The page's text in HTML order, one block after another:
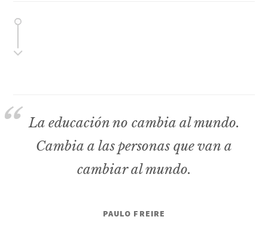
La educación no cambia al mundo.
Cambia a las personas que van a
cambiar al mundo.
PAULO FREIRE